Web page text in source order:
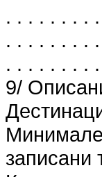
. . . . . . . .
. . . . . . . .
. . . . . . . .
9/
записани